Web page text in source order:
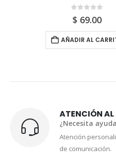
$ 69.00
AÑADIR AL
ATENCIÓN AL
¿Necesita
Atención
de comunicación.